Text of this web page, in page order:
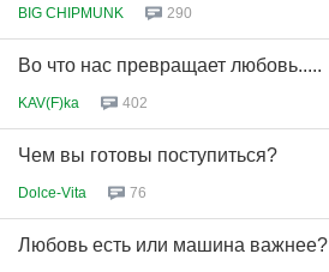
BIG CHIPMUNK 290
Во что нас превращает любовь.....
KAV(F)ka 402
Чем вы готовы поступиться?
Dolce-Vita 76
Любовь есть или машина важнее?